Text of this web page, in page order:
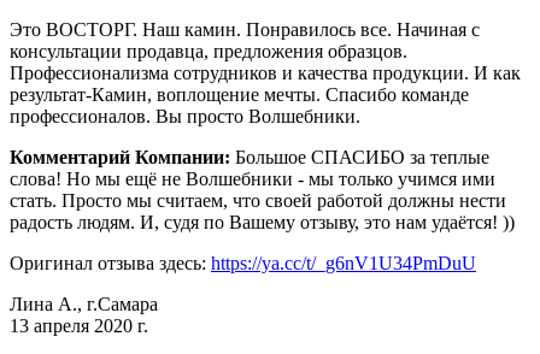
Это ВОСТОРГ. Наш камин. Понравилось все. Начиная с
консультации продавца, предложения образцов.
Профессионализма сотрудников и качества продукции. И как
результат-Камин, воплощение мечты. Спасибо команде
профессионалов. Вы просто Волшебники.
Комментарий Компании: Большое СПАСИБО за теплые
слова! Но мы ещё не Волшебники - мы только учимся ими
стать. Просто мы считаем, что своей работой должны нести
радость людям. И, судя по Вашему отзыву, это нам удаётся! ))
Оригинал отзыва здесь: https://ya.cc/t/_g6nV1U34PmDuU
Лина А., г.Самара
13 апреля 2020 г.